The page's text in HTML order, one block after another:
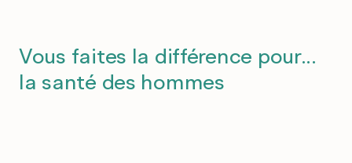
Vous faites la différence pour...
la santé des hommes